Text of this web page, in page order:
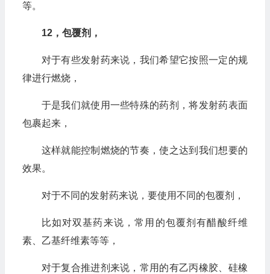
等。
12，包覆剂，
对于有些发射药来说，我们希望它按照一定的规
律进行燃烧，
于是我们就使用一些特殊的药剂，将发射药表面
包裹起来，
这样就能控制燃烧的节奏，使之达到我们想要的
效果。
对于不同的发射药来说，要使用不同的包覆剂，
比如对双基药来说，常用的包覆剂有醋酸纤维
素、乙基纤维素等等，
对于复合推进剂来说，常用的有乙丙橡胶、硅橡